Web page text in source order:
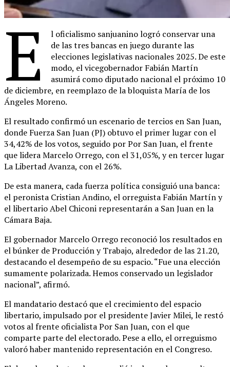
E
l oficialismo sanjuanino logró conservar una
de las tres bancas en juego durante las
elecciones legislativas nacionales 2025. De este
modo, el vicegobernador Fabián Martín
asumirá como diputado nacional el próximo 10
de diciembre, en reemplazo de la bloquista María de los
Ángeles Moreno.
El resultado confirmó un escenario de tercios en San Juan,
donde Fuerza San Juan (PJ) obtuvo el primer lugar con el
34,42% de los votos, seguido por Por San Juan, el frente
que lidera Marcelo Orrego, con el 31,05%, y en tercer lugar
La Libertad Avanza, con el 26%.
De esta manera, cada fuerza política consiguió una banca:
el peronista Cristian Andino, el orreguista Fabián Martín y
el libertario Abel Chiconi representarán a San Juan en la
Cámara Baja.
El gobernador Marcelo Orrego reconoció los resultados en
el búnker de Producción y Trabajo, alrededor de las 21.20,
destacando el desempeño de su espacio. “Fue una elección
sumamente polarizada. Hemos conservado un legislador
nacional”, afirmó.
El mandatario destacó que el crecimiento del espacio
libertario, impulsado por el presidente Javier Milei, le restó
votos al frente oficialista Por San Juan, con el que
comparte parte del electorado. Pese a ello, el orreguismo
valoró haber mantenido representación en el Congreso.